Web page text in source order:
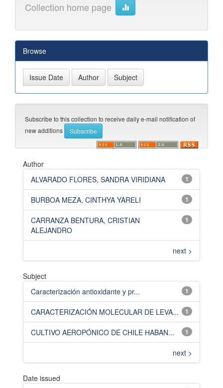
Collection home page
Browse
Subscribe to this collection to receive daily e-mail notification of
new additions
Author
1
ALVARADO FLORES, SANDRA VIRIDIANA
1
BURBOA MEZA, CINTHYA YARELI
1
CARRANZA BENTURA, CRISTIAN
ALEJANDRO
next >
Subject
1
Caracterización antioxidante y pr...
1
CARACTERIZACIÓN MOLECULAR DE LEVA...
1
CULTIVO AEROPÓNICO DE CHILE HABAN...
next >
Date issued